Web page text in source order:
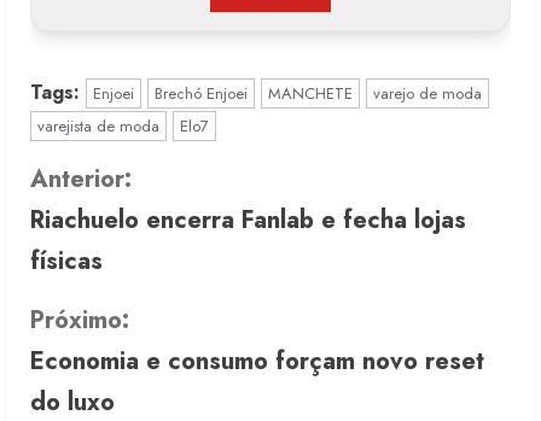
Tags: Enjoei Brechó Enjoei MANCHETE
varejo de moda
varejista de moda
Elo7
C
o
n
t
i
Anterior:
Riachuelo encerra Fanlab e fecha lojas
físicas
Próximo:
Economia e consumo forçam novo reset
do luxo